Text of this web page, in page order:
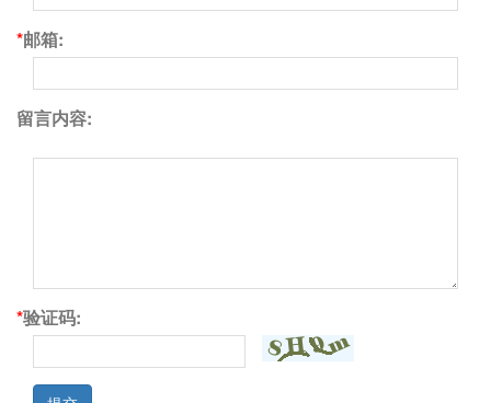
*邮箱:
留言内容:
*验证码: